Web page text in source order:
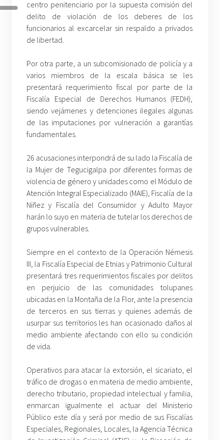
centro penitenciario por la supuesta comisión del
delito de violación de los deberes de los
funcionarios al excarcelar sin respaldo a privados
de libertad.
Por otra parte, a un subcomisionado de policía y a
varios miembros de la escala básica se les
presentará requerimiento fiscal por parte de la
Fiscalía Especial de Derechos Humanos (FEDH),
siendo vejámenes y detenciones ilegales algunas
de las imputaciones por vulneración a garantías
fundamentales.
26 acusaciones interpondrá de su lado la Fiscalía de
la Mujer de Tegucigalpa por diferentes formas de
violencia de género y unidades como el Módulo de
Atención Integral Especializado (MAIE), Fiscalía de la
Niñez y Fiscalía del Consumidor y Adulto Mayor
harán lo suyo en materia de tutelar los derechos de
grupos vulnerables.
Siempre en el contexto de la Operación Némesis
III, la Fiscalía Especial de Etnias y Patrimonio Cultural
presentará tres requerimientos fiscales por delitos
en perjuicio de las comunidades tolupanes
ubicadas en la Montaña de la Flor, ante la presencia
de terceros en sus tierras y quienes además de
usurpar sus territorios les han ocasionado daños al
medio ambiente afectando con ello su condición
de vida.
Operativos para atacar la extorsión, el sicariato, el
tráfico de drogas o en materia de medio ambiente,
derecho tributario, propiedad intelectual y familia,
enmarcan igualmente el actuar del Ministerio
Público este día y será por medio de sus Fiscalías
Especiales, Regionales, Locales, la Agencia Técnica